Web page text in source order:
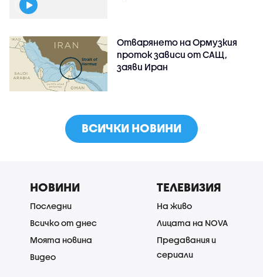
Отварянето на Ормузкия
проток зависи от САЩ,
заяви Иран
ВСИЧКИ НОВИНИ
НОВИНИ
Последни
Всичко от днес
Моята новина
Видео
ТЕЛЕВИЗИЯ
На живо
Лицата на NOVA
Предавания и
сериали